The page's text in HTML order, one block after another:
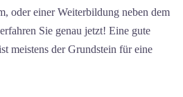
oder einer Weiterbildung neben dem
Sie genau jetzt! Eine gute
meistens der Grundstein für eine